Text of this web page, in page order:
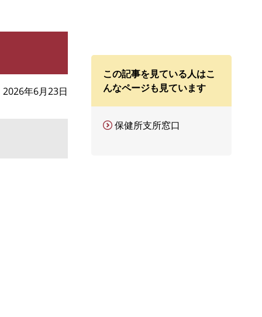
2026年6月23日
この記事を見ている人はこ
んなページも見ています
保健所支所窓口